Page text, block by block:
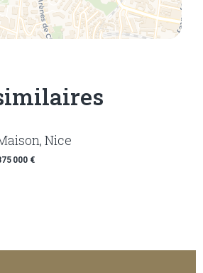
Nice
000 €